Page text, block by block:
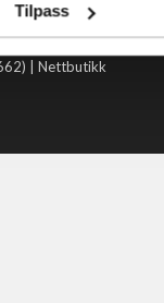
Tilpass
| Nettbutikk